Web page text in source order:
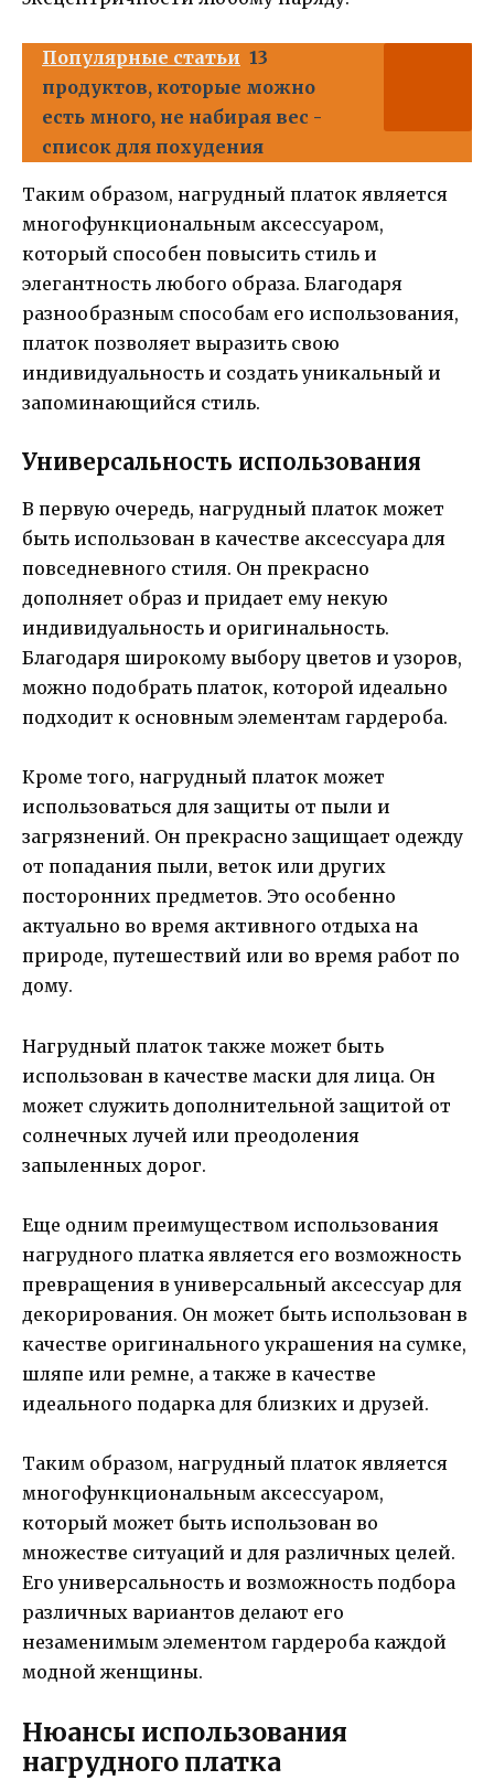
Популярные статьи 13
продуктов, которые можно
есть много, не набирая вес -
список для похудения
Таким образом, нагрудный платок является
многофункциональным аксессуаром,
который способен повысить стиль и
элегантность любого образа. Благодаря
разнообразным способам его использования,
платок позволяет выразить свою
индивидуальность и создать уникальный и
запоминающийся стиль.
Универсальность использования
В первую очередь, нагрудный платок может
быть использован в качестве аксессуара для
повседневного стиля. Он прекрасно
дополняет образ и придает ему некую
индивидуальность и оригинальность.
Благодаря широкому выбору цветов и узоров,
можно подобрать платок, которой идеально
подходит к основным элементам гардероба.
Кроме того, нагрудный платок может
использоваться для защиты от пыли и
загрязнений. Он прекрасно защищает одежду
от попадания пыли, веток или других
посторонних предметов. Это особенно
актуально во время активного отдыха на
природе, путешествий или во время работ по
дому.
Нагрудный платок также может быть
использован в качестве маски для лица. Он
может служить дополнительной защитой от
солнечных лучей или преодоления
запыленных дорог.
Еще одним преимуществом использования
нагрудного платка является его возможность
превращения в универсальный аксессуар для
декорирования. Он может быть использован в
качестве оригинального украшения на сумке,
шляпе или ремне, а также в качестве
идеального подарка для близких и друзей.
Таким образом, нагрудный платок является
многофункциональным аксессуаром,
который может быть использован во
множестве ситуаций и для различных целей.
Его универсальность и возможность подбора
различных вариантов делают его
незаменимым элементом гардероба каждой
модной женщины.
Нюансы использования
нагрудного платка